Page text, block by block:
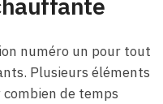
numéro un pour tout
Plusieurs éléments
de temps